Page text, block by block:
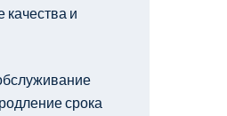
качества и
срока